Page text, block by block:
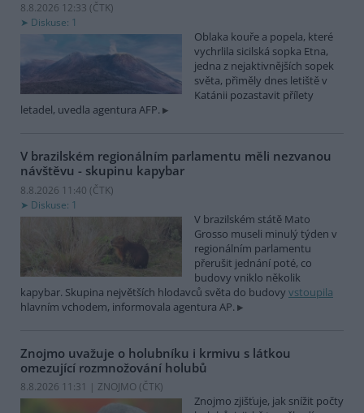
8.8.2026 12:33 (ČTK)
Diskuse: 1
Oblaka kouře a popela, které
vychrlila sicilská sopka Etna,
jedna z nejaktivnějších sopek
světa, přiměly dnes letiště v
Katánii pozastavit přílety
letadel, uvedla agentura AFP.
V brazilském regionálním parlamentu měli nezvanou
návštěvu - skupinu kapybar
8.8.2026 11:40 (ČTK)
Diskuse: 1
V brazilském státě Mato
Grosso museli minulý týden v
regionálním parlamentu
přerušit jednání poté, co
budovy vniklo několik
kapybar. Skupina největších hlodavců světa do budovy vstoupila
hlavním vchodem, informovala agentura AP.
Znojmo uvažuje o holubníku i krmivu s látkou
omezující rozmnožování holubů
8.8.2026 11:31 | ZNOJMO (ČTK)
Znojmo zjišťuje, jak snížit počty